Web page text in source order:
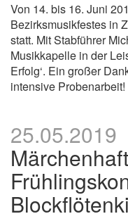
Von 14. bis 16. Juni
Bezirksmusikfestes in
statt. Mit Stabführer
Musikkapelle in der
Erfolg‘. Ein großer
intensive Probenarbeit!
25.05.2019